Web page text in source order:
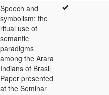
Speech and
symbolism: the
ritual use of
semantic
paradigms
among the Arara
Indians of Brasil
Paper presented
at the Seminar